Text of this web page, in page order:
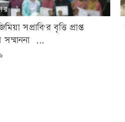
সপ্রাবি'র বৃত্তি প্রাপ্ত
সম্মাননা ...